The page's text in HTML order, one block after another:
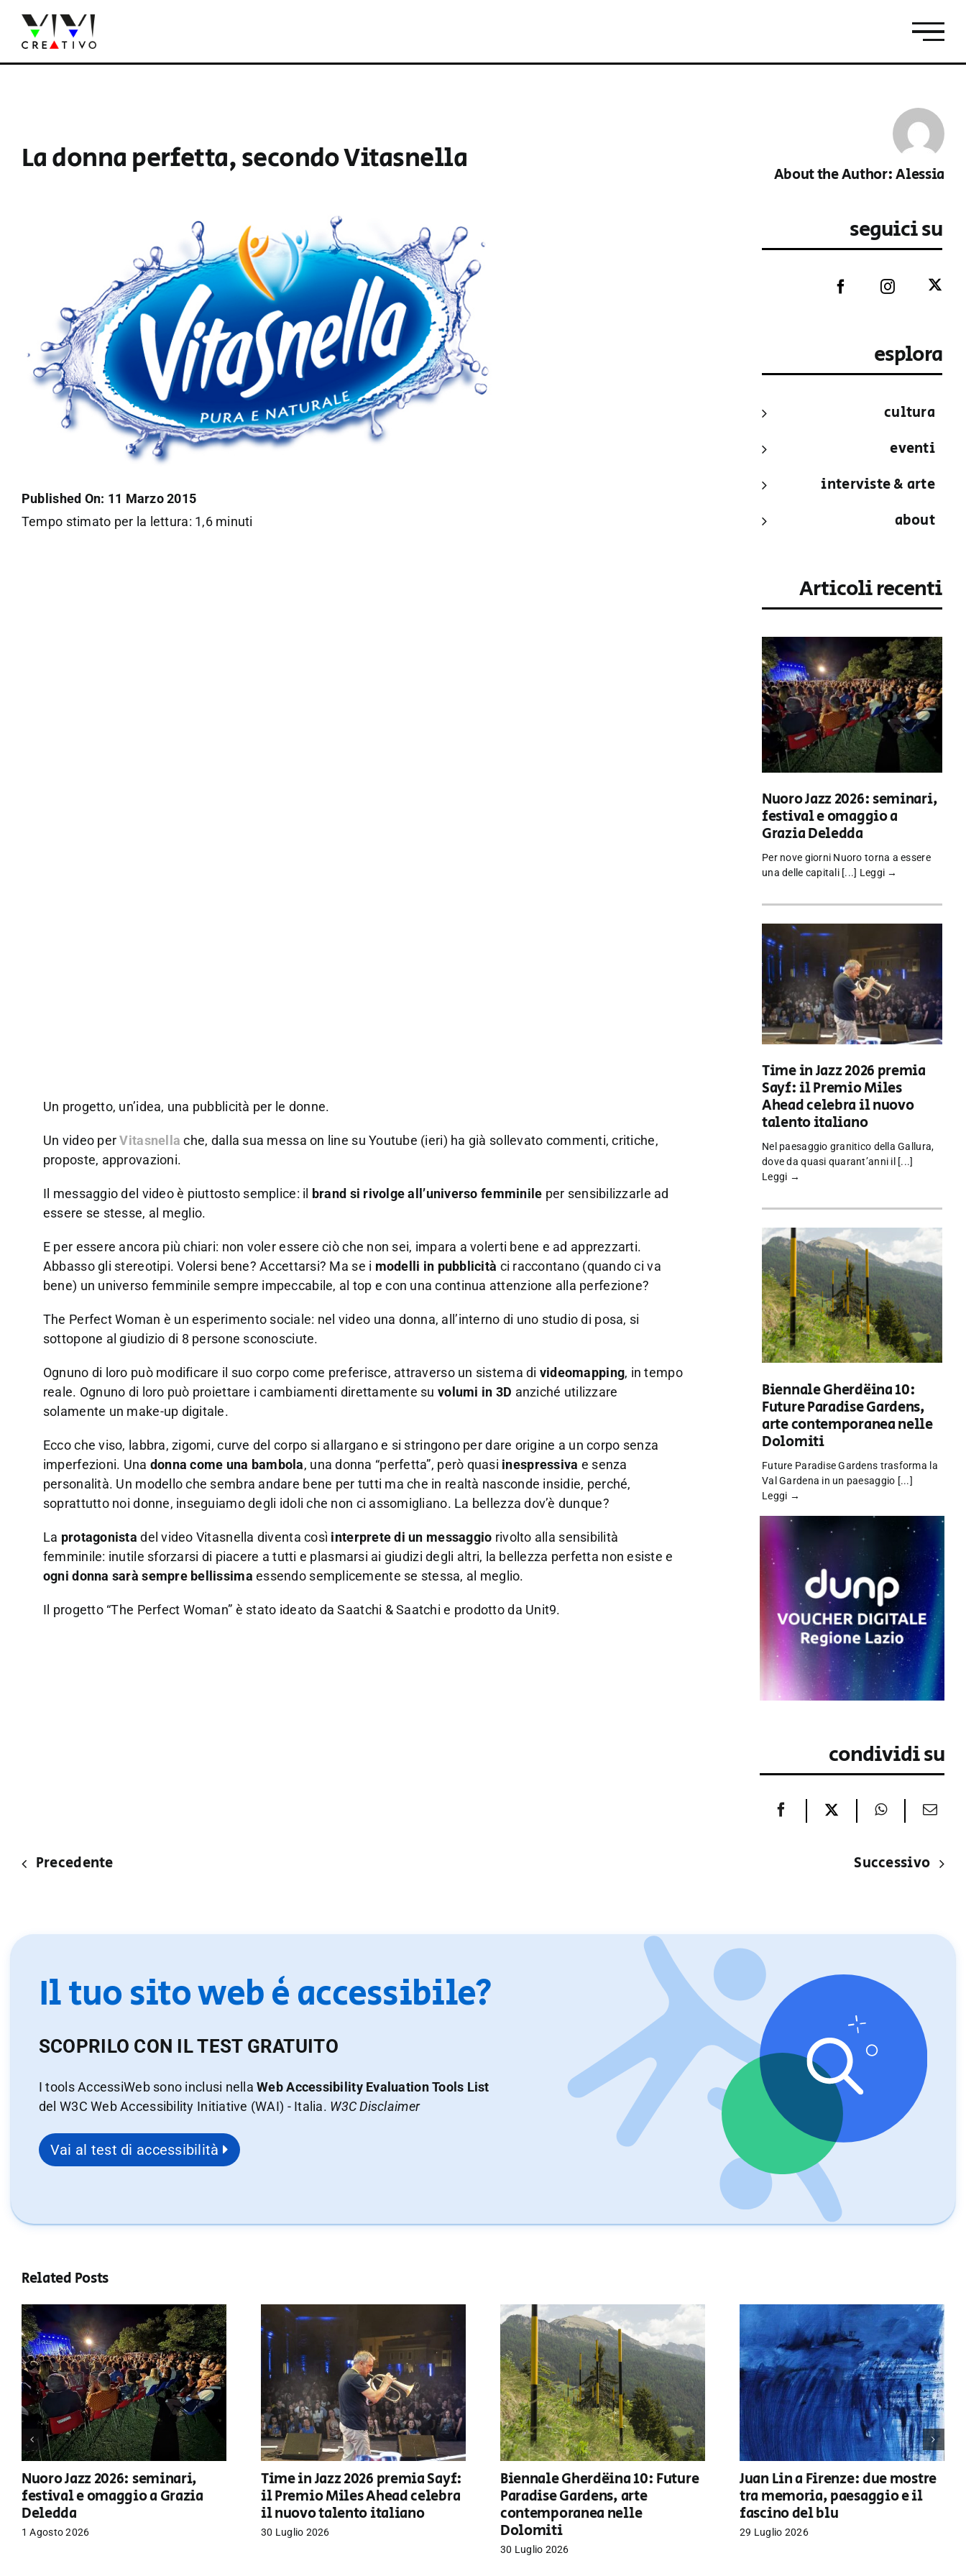
contenuto
La donna perfetta, secondo Vitasnella About the Author:Alessia
Published On: 11 Marzo 2015
Tempo stimato per la lettura: 1,6 minuti
Un progetto, un’idea, una pubblicità per le donne.
Un video perVitasnellache, dalla sua messa on line su Youtube (ieri) ha già sollevato commenti, critiche,
proposte, approvazioni.
Il messaggio del video è piuttosto semplice: il brand si rivolge all’universo femminile per sensibilizzarle ad
essere se stesse, al meglio.
E per essere ancora più chiari: non voler essere ciò che non sei, impara a volerti bene e ad apprezzarti.
Abbasso gli stereotipi. Volersi bene? Accettarsi? Ma se i modelli in pubblicità ci raccontano (quando ci va
bene) un universo femminile sempre impeccabile, al top e con una continua attenzione alla perfezione?
The Perfect Woman è un esperimento sociale: nel video una donna, all’interno di uno studio di posa, si
sottopone al giudizio di 8 persone sconosciute.
Ognuno di loro può modificare il suo corpo come preferisce, attraverso un sistema di videomapping, in tempo
reale. Ognuno di loro può proiettare i cambiamenti direttamente su volumi in 3D anziché utilizzare
solamente un make-up digitale.
Ecco che viso, labbra, zigomi, curve del corpo si allargano e si stringono per dare origine a un corpo senza
imperfezioni. Una donna come una bambola, una donna “perfetta”, però quasi inespressiva e senza
personalità. Un modello che sembra andare bene per tutti ma che in realtà nasconde insidie, perché,
soprattutto noi donne, inseguiamo degli idoli che non ci assomigliano. La bellezza dov’è dunque?
La protagonista del video Vitasnella diventa così interprete di un messaggio rivolto alla sensibilità
femminile: inutile sforzarsi di piacere a tutti e plasmarsi ai giudizi degli altri, la bellezza perfetta non esiste e
ogni donna sarà sempre bellissima essendo semplicemente se stessa, al meglio.
Il progetto “The Perfect Woman” è stato ideato da Saatchi & Saatchi e prodotto da Unit9.
seguici su
esplora
cultura
eventi
interviste & arte
about
Articoli recenti
Nuoro Jazz 2026: seminari,
festival e omaggio a
Grazia Deledda
Per nove giorni Nuoro torna a essere
una delle capitali [...] Leggi →
Time in Jazz 2026 premia
Sayf: il Premio Miles
Ahead celebra il nuovo
talento italiano
Nel paesaggio granitico della Gallura,
dove da quasi quarant’anni il [...]
Leggi →
Biennale Gherdëina 10:
Future Paradise Gardens,
arte contemporanea nelle
Dolomiti
Future Paradise Gardens trasforma la
Val Gardena in un paesaggio [...]
Leggi →
condividi su
Precedente Successivo
Il tuo sito web è accessibile?
SCOPRILO CON IL TEST GRATUITO
I tools AccessiWeb sono inclusi nellaWeb Accessibility Evaluation Tools List
del W3C Web Accessibility Initiative (WAI) - Italia. W3C Disclaimer
Vai al test di accessibilità
Related Posts
Nuoro Jazz 2026: seminari,
festival e omaggio a Grazia
Deledda
1 Agosto 2026
Time in Jazz 2026 premia Sayf:
il Premio Miles Ahead celebra
il nuovo talento italiano
30 Luglio 2026
Biennale Gherdëina 10: Future
Paradise Gardens, arte
contemporanea nelle
Dolomiti
30 Luglio 2026
Juan Lin a Firenze: due mostre
tra memoria, paesaggio e il
fascino del blu
29 Luglio 2026